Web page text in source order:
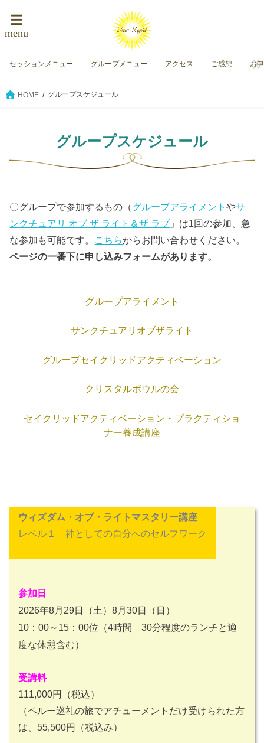
menu
セッションメニュー グループメニュー アクセス ご感想 お
HOME グループスケジュール
グループスケジュール
〇グループで参加するもの（グループアライメントやサ
ンクチュアリ オブ ザ ライト＆ザ ラブ 」は1回の参加、急
な参加も可能です。 こちらからお問い合わせください。
ページの一番下に申し込みフォームがあります。
グループアライメント
サンクチュアリオブザライト
グループセイクリッドアクティベーション
クリスタルボウルの会
セイクリッドアクティベーション・プラクティショ
ナー養成講座
ウィズダム・オブ・ライトマスタリー講座
レベル１ 神としての自分へのセルフワーク
参加日
2026年8月29日（土）8月30日（日）
10：00～15：00位（4時間 30分程度のランチと適
度な休憩含む）
受講料
111,000円（税込）
（ペルー巡礼の旅でアチューメントだけ受けられた方
は、55,500円（税込み）